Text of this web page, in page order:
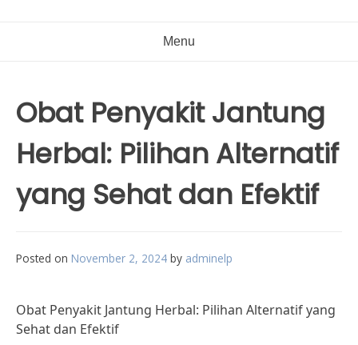
Menu
Obat Penyakit Jantung
Herbal: Pilihan Alternatif
yang Sehat dan Efektif
Posted on November 2, 2024 by adminelp
Obat Penyakit Jantung Herbal: Pilihan Alternatif yang
Sehat dan Efektif